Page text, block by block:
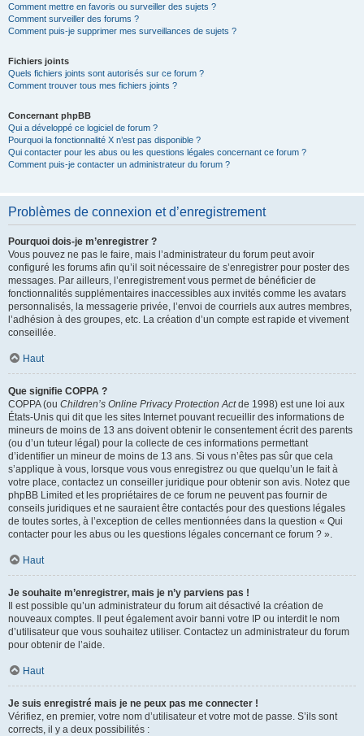
Comment mettre en favoris ou surveiller des sujets ?
Comment surveiller des forums ?
Comment puis-je supprimer mes surveillances de sujets ?
Fichiers joints
Quels fichiers joints sont autorisés sur ce forum ?
Comment trouver tous mes fichiers joints ?
Concernant phpBB
Qui a développé ce logiciel de forum ?
Pourquoi la fonctionnalité X n’est pas disponible ?
Qui contacter pour les abus ou les questions légales concernant ce forum ?
Comment puis-je contacter un administrateur du forum ?
Problèmes de connexion et d’enregistrement
Pourquoi dois-je m’enregistrer ?
Vous pouvez ne pas le faire, mais l’administrateur du forum peut avoir
configuré les forums afin qu’il soit nécessaire de s’enregistrer pour poster des
messages. Par ailleurs, l’enregistrement vous permet de bénéficier de
fonctionnalités supplémentaires inaccessibles aux invités comme les avatars
personnalisés, la messagerie privée, l’envoi de courriels aux autres membres,
l’adhésion à des groupes, etc. La création d’un compte est rapide et vivement
conseillée.
Haut
Que signifie COPPA ?
COPPA (ou Children’s Online Privacy Protection Actde 1998) est une loi aux
États-Unis qui dit que les sites Internet pouvant recueillir des informations de
mineurs de moins de 13 ans doivent obtenir le consentement écrit des parents
(ou d’un tuteur légal) pour la collecte de ces informations permettant
d’identifier un mineur de moins de 13 ans. Si vous n’êtes pas sûr que cela
s’applique à vous, lorsque vous vous enregistrez ou que quelqu’un le fait à
votre place, contactez un conseiller juridique pour obtenir son avis. Notez que
phpBB Limited et les propriétaires de ce forum ne peuvent pas fournir de
conseils juridiques et ne sauraient être contactés pour des questions légales
de toutes sortes, à l’exception de celles mentionnées dans la question « Qui
contacter pour les abus ou les questions légales concernant ce forum ? ».
Haut
Je souhaite m’enregistrer, mais je n’y parviens pas !
Il est possible qu’un administrateur du forum ait désactivé la création de
nouveaux comptes. Il peut également avoir banni votre IP ou interdit le nom
d’utilisateur que vous souhaitez utiliser. Contactez un administrateur du forum
pour obtenir de l’aide.
Haut
Je suis enregistré mais je ne peux pas me connecter !
Vérifiez, en premier, votre nom d’utilisateur et votre mot de passe. S’ils sont
corrects, il y a deux possibilités :